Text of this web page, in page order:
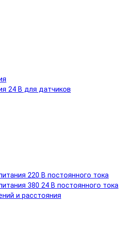
24 В для датчиков
220 В постоянного тока
380 24 В постоянного тока
и расстояния